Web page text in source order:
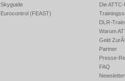
Skyguide
Eurocontrol (FEAST)
Die
DLR-
Warum
Geld
Partner
Presse-
FAQ
Newsletter